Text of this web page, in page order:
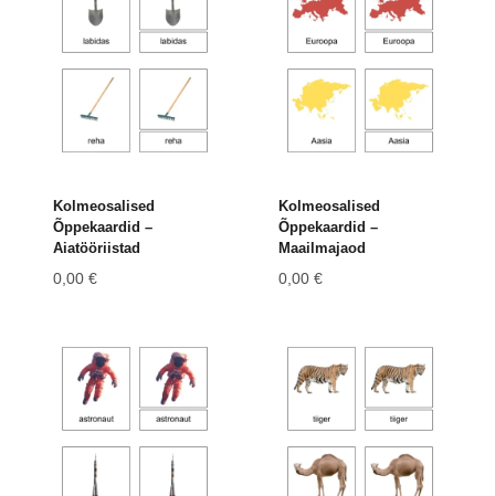
Kolmeosalised
Õppekaardid –
Aiatööriistad
0,00 €
Kolmeosalised
Õppekaardid –
Maailmajaod
0,00 €